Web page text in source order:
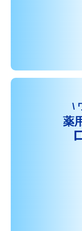
\
薬